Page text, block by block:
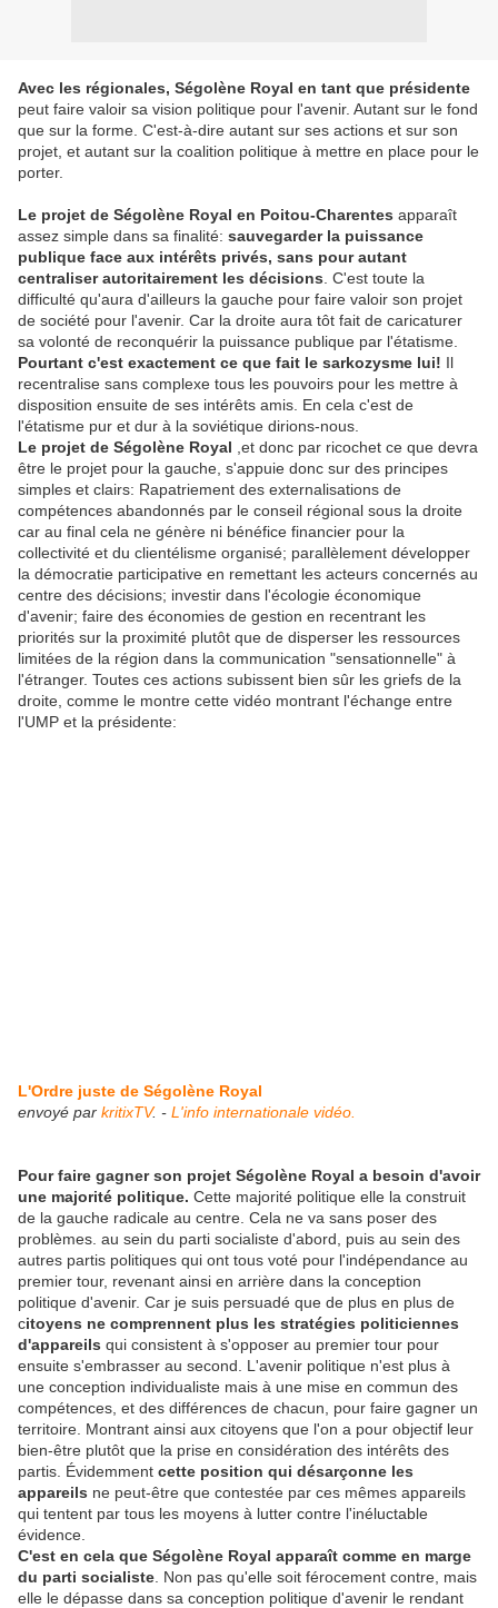
Avec les régionales, Ségolène Royal en tant que présidente
peut faire valoir sa vision politique pour l'avenir. Autant sur le fond
que sur la forme. C'est-à-dire autant sur ses actions et sur son
projet, et autant sur la coalition politique à mettre en place pour le
porter.
Le projet de Ségolène Royal en Poitou-Charentes apparaît
assez simple dans sa finalité: sauvegarder la puissance
publique face aux intérêts privés, sans pour autant
centraliser autoritairement les décisions . C'est toute la
difficulté qu'aura d'ailleurs la gauche pour faire valoir son projet
de société pour l'avenir. Car la droite aura tôt fait de caricaturer
sa volonté de reconquérir la puissance publique par l'étatisme.
Pourtant c'est exactement ce que fait le sarkozysme lui! Il
recentralise sans complexe tous les pouvoirs pour les mettre à
disposition ensuite de ses intérêts amis. En cela c'est de
l'étatisme pur et dur à la soviétique dirions-nous.
Le projet de Ségolène Royal ,et donc par ricochet ce que devra
être le projet pour la gauche, s'appuie donc sur des principes
simples et clairs: Rapatriement des externalisations de
compétences abandonnés par le conseil régional sous la droite
car au final cela ne génère ni bénéfice financier pour la
collectivité et du clientélisme organisé; parallèlement développer
la démocratie participative en remettant les acteurs concernés au
centre des décisions; investir dans l'écologie économique
d'avenir; faire des économies de gestion en recentrant les
priorités sur la proximité plutôt que de disperser les ressources
limitées de la région dans la communication "sensationnelle" à
l'étranger. Toutes ces actions subissent bien sûr les griefs de la
droite, comme le montre cette vidéo montrant l'échange entre
l'UMP et la présidente:
L'Ordre juste de Ségolène Royal
envoyé par kritixTV. - L'info internationale vidéo.
Pour faire gagner son projet Ségolène Royal a besoin d'avoir
une majorité politique. Cette majorité politique elle la construit
de la gauche radicale au centre. Cela ne va sans poser des
problèmes. au sein du parti socialiste d'abord, puis au sein des
autres partis politiques qui ont tous voté pour l'indépendance au
premier tour, revenant ainsi en arrière dans la conception
politique d'avenir. Car je suis persuadé que de plus en plus de
citoyens ne comprennent plus les stratégies politiciennes
d'appareils qui consistent à s'opposer au premier tour pour
ensuite s'embrasser au second. L'avenir politique n'est plus à
une conception individualiste mais à une mise en commun des
compétences, et des différences de chacun, pour faire gagner un
territoire. Montrant ainsi aux citoyens que l'on a pour objectif leur
bien-être plutôt que la prise en considération des intérêts des
partis. Évidemment cette position qui désarçonne les
appareils ne peut-être que contestée par ces mêmes appareils
qui tentent par tous les moyens à lutter contre l'inéluctable
évidence.
C'est en cela que Ségolène Royal apparaît comme en marge
du parti socialiste . Non pas qu'elle soit férocement contre, mais
elle le dépasse dans sa conception politique d'avenir le rendant